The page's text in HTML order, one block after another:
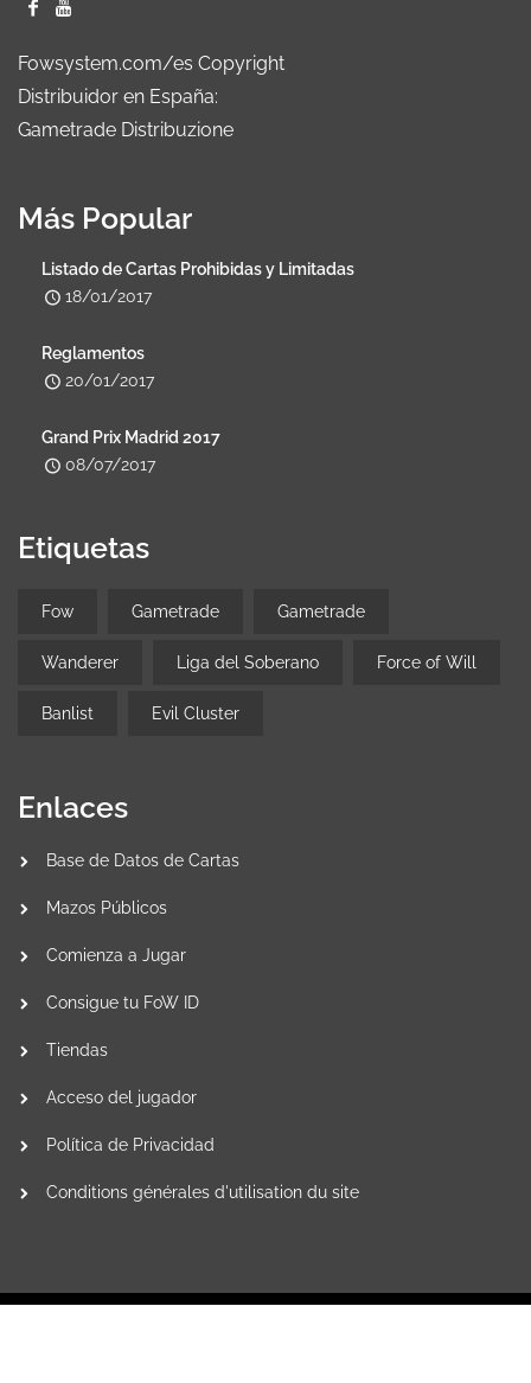
Fowsystem.com/es Copyright
Distribuidor en España:
Gametrade Distribuzione
Más Popular
Listado de Cartas Prohibidas y Limitadas
18/01/2017
Reglamentos
20/01/2017
Grand Prix Madrid 2017
08/07/2017
Etiquetas
Fow Gametrade Gametrade
Wanderer Liga del Soberano Force of Will
Banlist Evil Cluster
Enlaces
Base de Datos de Cartas
Mazos Públicos
Comienza a Jugar
Consigue tu FoW ID
Tiendas
Acceso del jugador
Política de Privacidad
Conditions générales d'utilisation du site